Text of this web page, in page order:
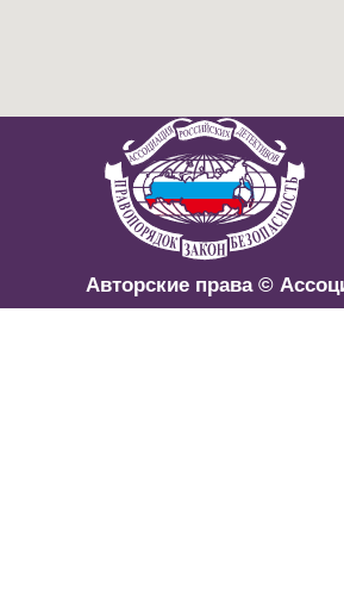
Авторские права ©